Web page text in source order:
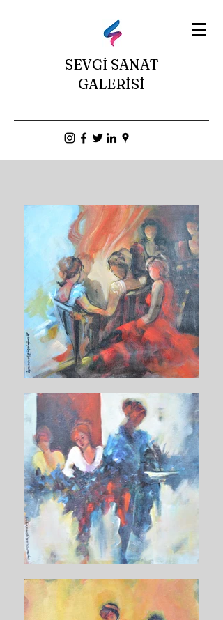
SEVGİ SANAT
GALERİSİ